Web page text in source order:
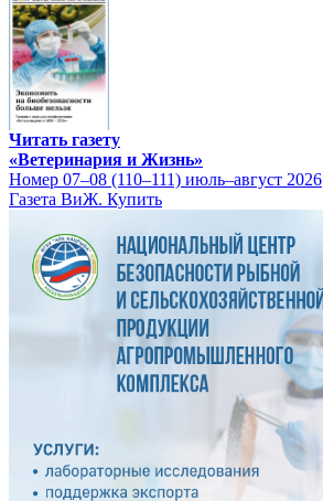
Читать газету
«Ветеринария и Жизнь»
Номер 07–08 (110–111) июль–август 2026
Газета ВиЖ. Купить